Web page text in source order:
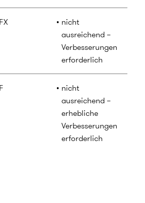
FX
nicht
ausreichend –
Verbesserungen
erforderlich
F
nicht
ausreichend –
erhebliche
Verbesserungen
erforderlich